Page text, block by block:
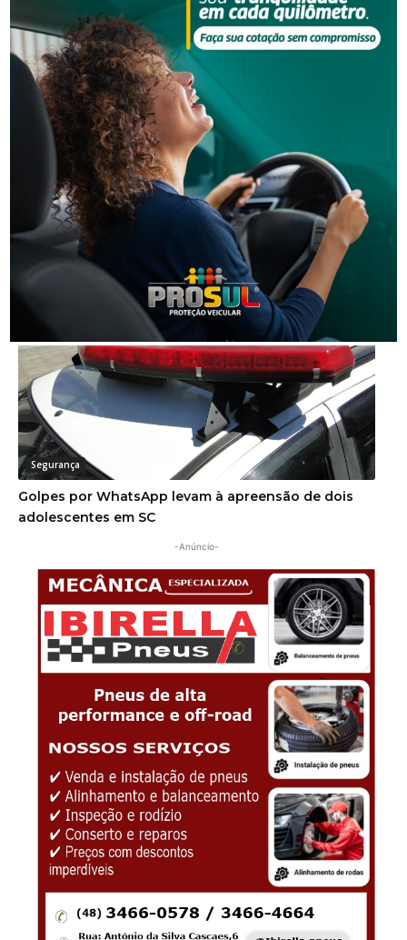
Grave acidente na BR-101 envolvendo dois
caminhões deixa um motorista morto
Segurança
Corpo de homem é encontrado em rio
Segurança
Golpes por WhatsApp levam à apreensão de dois
adolescentes em SC
-Anúncio-